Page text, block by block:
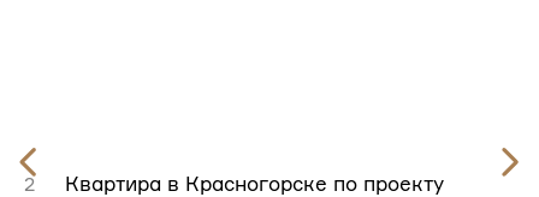
2
Квартира в Красногорске по проекту
слайд